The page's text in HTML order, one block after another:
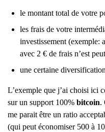
le montant total de votre
les frais de votre
investissement (exemple:
avec 2 € de frais n’est
une certaine diversification
L’exemple que j’ai choisi ici
sur un support 100% bitcoin.
me parait être un ratio
(qui peut économiser 500 à